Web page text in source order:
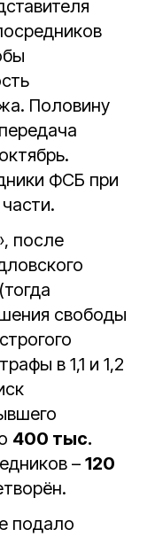
Половину
ФСБ при
после
свободы
в 1,1 и 1,2
400 тыс.
– 120
подало